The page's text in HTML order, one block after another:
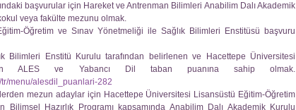
başvurular için Hareket ve Antrenman Bilimleri Anabilim Dalı Akademik
veya fakülte mezunu olmak.
Öğretim ve Sınav Yönetmeliği ile Sağlık Bilimleri Enstitüsü başvuru
Bilimleri Enstitü Kurulu tarafından belirlenen ve Hacettepe Üniversitesi
ALES ve Yabancı Dil taban puanına sahip olmak.
menu/alesdil_puanlari-282
mezun adaylar için Hacettepe Üniversitesi Lisansüstü Eğitim-Öğretim
Bilimsel Hazırlık Programı kapsamında Anabilim Dalı Akademik Kurulu